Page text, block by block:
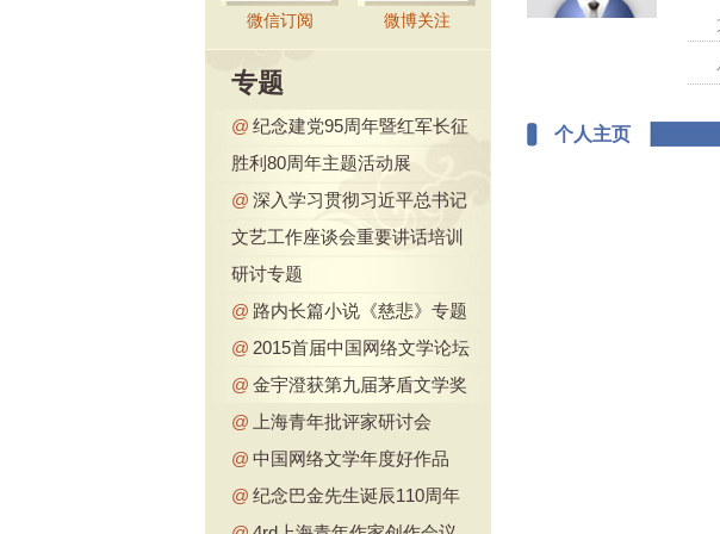
微信订阅 微博关注
专题
@ 纪念建党95周年暨红军长征
胜利80周年主题活动展
@ 深入学习贯彻习近平总书记
文艺工作座谈会重要讲话培训
研讨专题
@ 路内长篇小说《慈悲》专题
@ 2015首届中国网络文学论坛
@ 金宇澄获第九届茅盾文学奖
@
上海青年批评家研讨会
@ 中国网络文学年度好作品
@ 纪念巴金先生诞辰110周年
个人主页